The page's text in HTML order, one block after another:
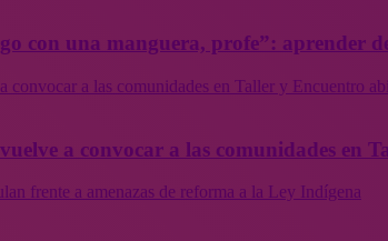
con una manguera, profe”: aprender
convocar a las comunidades en Taller y Encuentro
a convocar a las comunidades
frente a amenazas de reforma a la Ley Indígena